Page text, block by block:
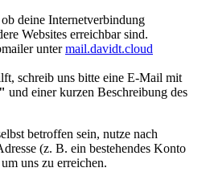
deine Internetverbindung
Websites erreichbar sind.
untermail.davidt.cloud
schreib uns bitte eine E-Mail mit
und einer kurzen Beschreibung des
betroffen sein, nutze nach
(z. B. ein bestehendes Konto
uns zu erreichen.